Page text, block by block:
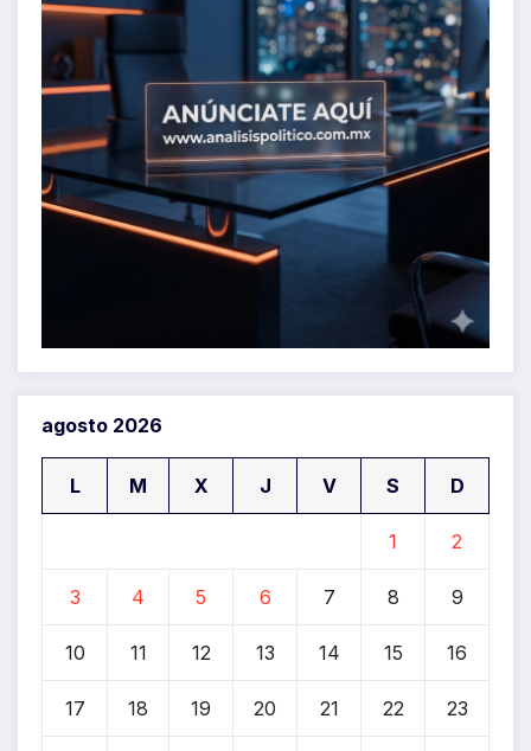
agosto 2026
L M X J V S D
1 2
3 4 5 6 7 8 9
10 11 12 13 14 15 16
17 18 19 20 21 22 23